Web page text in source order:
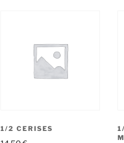
1/2 CERISES